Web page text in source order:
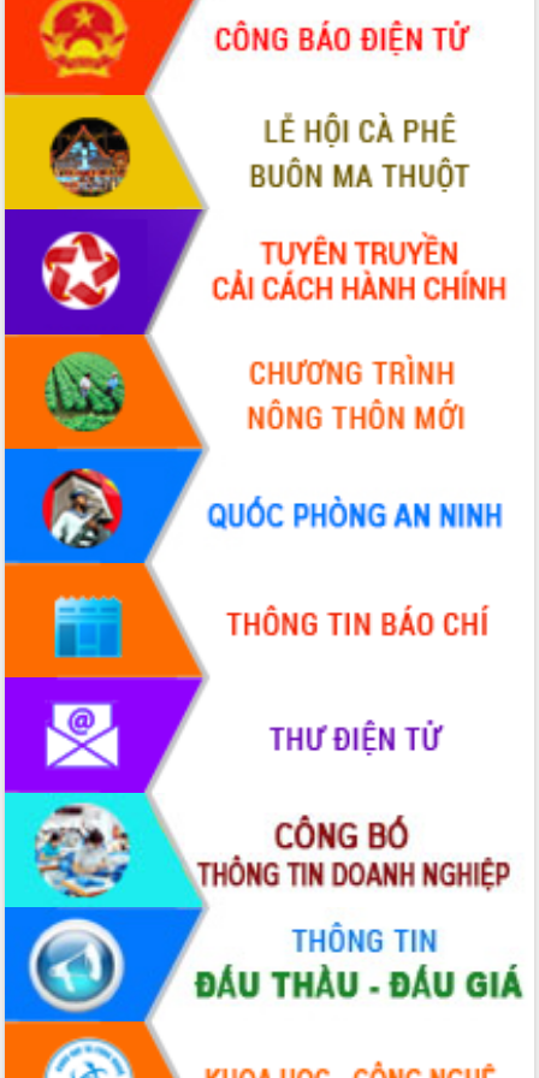
món ăn từ sầu riêng
Đắk Lắk công bố Quy hoạch và xúc
tiến đầu tư tỉnh
Ngành cá ngừ Đắk Lắk chủ động thích
ứng để giữ vững thị trường xuất khẩu
Diễn đàn Kinh tế tư nhân Việt Nam đột
phá cơ chế - Hợp tác công tư
Đề án 06 tạo bước ngoặt đột phá trong
cải cách hành chính tỉnh Đắk Lắk
Kết nối tour, đẩy mạnh chuyển đổi số
để phát triển du lịch Đắk Lắk
Khởi động Dự án Đầu tư xây dựng hạ
tầng kỹ thuật Cụm công nghiệp Tân
Gặp mặt các cơ quan báo chí nhân Kỷ
niệm 101 năm Ngày Báo chí Cách
mạng Việt Nam
Đắk Lắk sơ kết 4 năm triển khai thực
hiện Đề án 06 của Chính phủ
Họp báo thông tin về Hội nghị Công bố
Quy hoạch và Xúc tiến đầu tư tỉnh Đắk
Lắk
Khơi thông điểm nghẽn, đẩy nhanh
giải ngân vốn khắc phục thiên tai
HĐND tỉnh thông qua điều chỉnh Quy
hoạch tỉnh thời kỳ 2021-2030
Hội thảo góp ý hồ sơ điều chỉnh quy
hoạch tỉnh Đắk Lắk thời kỳ 2021-2030,
tầm nhìn đến năm 2050
Nâng cao hiệu quả hoạt động của các
doanh nghiệp nhà nước
Hội nghị triển khai kết nối mạng
truyền số liệu chuyên dùng phục vụ cơ
quan Đảng, Nhà nước
Lễ phát động chuỗi hoạt động chung
tay làm sạch môi trường
Xã Ea Kar bước chuyển mình trong
công tác cải cách hành chính mô hình
mới
UBND tỉnh họp báo định kỳ tháng 4
năm 2026